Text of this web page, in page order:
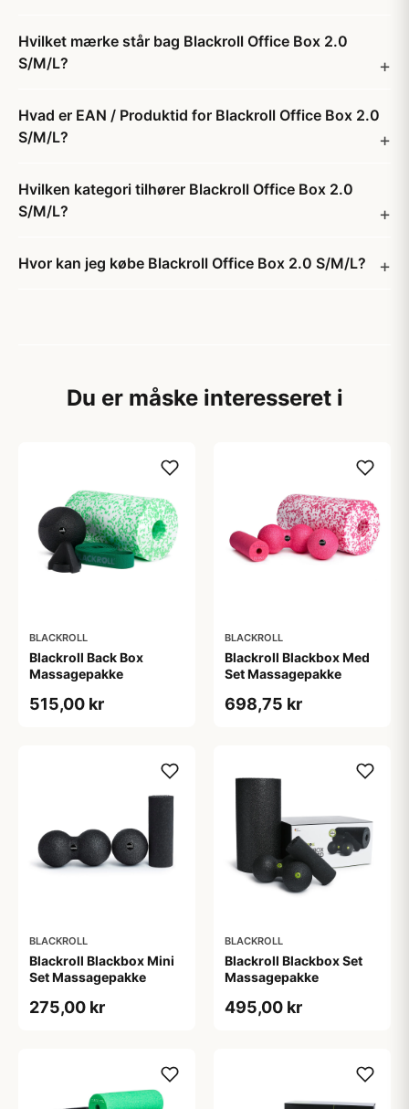
Hvilket mærke står bag Blackroll Office Box 2.0
S/M/L?
Hvad er EAN / Produktid for Blackroll Office Box 2.0
S/M/L?
Hvilken kategori tilhører Blackroll Office Box 2.0
S/M/L?
Hvor kan jeg købe Blackroll Office Box 2.0 S/M/L?
Du er måske interesseret i
BLACKROLL
Blackroll Back Box
Massagepakke
515,00 kr
BLACKROLL
Blackroll Blackbox Med
Set Massagepakke
698,75 kr
BLACKROLL
Blackroll Blackbox Mini
Set Massagepakke
275,00 kr
BLACKROLL
Blackroll Blackbox Set
Massagepakke
495,00 kr